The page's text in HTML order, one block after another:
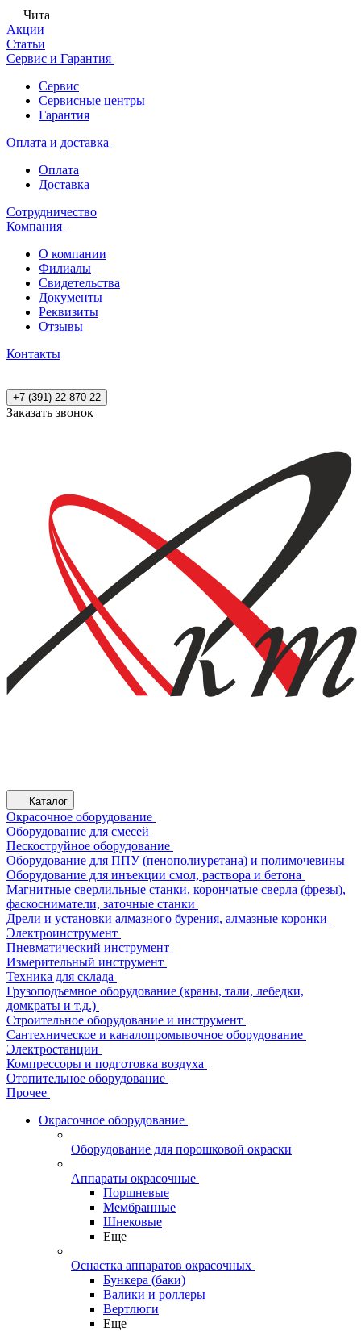
Чита
Акции
Статьи
Сервис и Гарантия
Сервис
Сервисные центры
Гарантия
Оплата и доставка
Оплата
Доставка
Сотрудничество
Компания
О компании
Филиалы
Свидетельства
Документы
Реквизиты
Отзывы
Контакты
+7 (391) 22-870-22
Заказать звонок
Каталог
Окрасочное оборудование
Оборудование для смесей
Пескоструйное оборудование
Оборудование для ППУ (пенополиуретана) и полимочевины
Оборудование для инъекции смол, раствора и бетона
Магнитные сверлильные станки, корончатые сверла (фрезы),
фаскосниматели, заточные станки
Дрели и установки алмазного бурения, алмазные коронки
Электроинструмент
Пневматический инструмент
Измерительный инструмент
Техника для склада
Грузоподъемное оборудование (краны, тали, лебедки,
домкраты и т.д.)
Строительное оборудование и инструмент
Сантехническое и каналопромывочное оборудование
Электростанции
Компрессоры и подготовка воздуха
Отопительное оборудование
Прочее
Окрасочное оборудование
Оборудование для порошковой окраски
Аппараты окрасочные
Поршневые
Мембранные
Шнековые
Еще
Оснастка аппаратов окрасочных
Бункера (баки)
Валики и роллеры
Вертлюги
Еще